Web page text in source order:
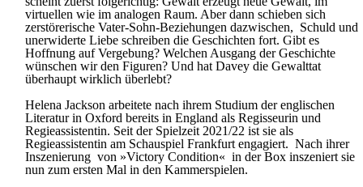
virtuellen wie im analogen Raum. Aber dann schieben sich
zerstörerische Vater-Sohn-Beziehungen dazwischen, Schuld und
unerwiderte Liebe schreiben die Geschichten fort. Gibt es
Hoffnung auf Vergebung? Welchen Ausgang der Geschichte
wünschen wir den Figuren? Und hat Davey die Gewalttat
überhaupt wirklich überlebt?
Helena Jackson arbeitete nach ihrem Studium der englischen
Literatur in Oxford bereits in England als Regisseurin und
Regieassistentin. Seit der Spielzeit 2021/22 ist sie als
Regieassistentin am Schauspiel Frankfurt engagiert. Nach ihrer
Inszenierung von »Victory Condition« in der Box inszeniert sie
nun zum ersten Mal in den Kammerspielen.